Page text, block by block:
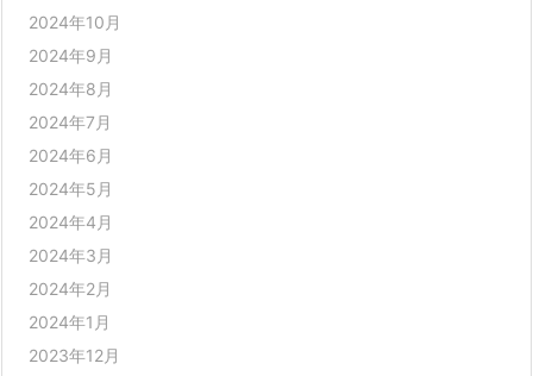
2024年10月
2024年9月
2024年8月
2024年7月
2024年6月
2024年5月
2024年4月
2024年3月
2024年2月
2024年1月
2023年12月